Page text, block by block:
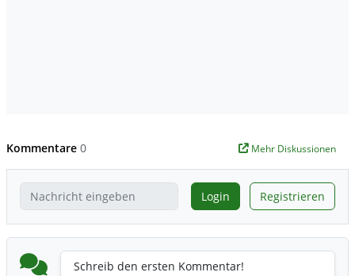
Kommentare 0 Mehr Diskussionen
Login Registrieren
Schreib den ersten Kommentar!